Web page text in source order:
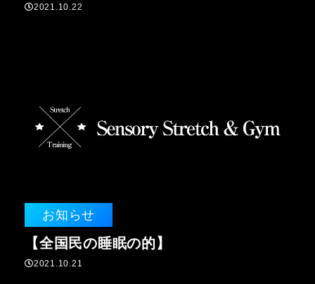
2021.10.22
お知らせ
【全国民の睡眠の的】
2021.10.21